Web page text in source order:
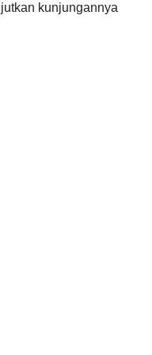
kunjungannya